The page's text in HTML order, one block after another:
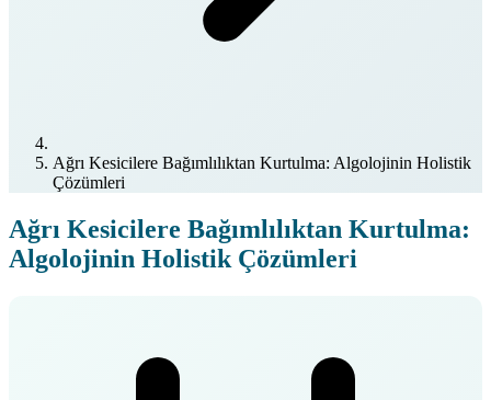
Ağrı Kesicilere Bağımlılıktan Kurtulma: Algolojinin Holistik
Çözümleri
Ağrı Kesicilere Bağımlılıktan Kurtulma:
Algolojinin Holistik Çözümleri